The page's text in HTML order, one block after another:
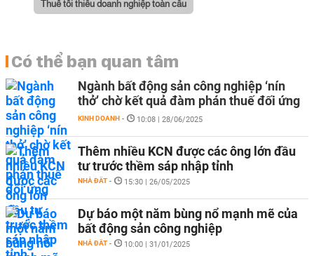
Thuế tối thiểu doanh nghiệp toàn cầu
Có thể bạn quan tâm
Ngành bất động sản công nghiệp ‘nín
thở’ chờ kết quả đàm phán thuế đối ứng
KINH DOANH - 10:08 | 28/06/2025
Thêm nhiều KCN được các ông lớn đầu
tư trước thềm sáp nhập tỉnh
NHÀ ĐẤT - 15:30 | 26/05/2025
Dự báo một năm bùng nổ mạnh mẽ của
bất động sản công nghiệp
NHÀ ĐẤT - 10:00 | 31/01/2025